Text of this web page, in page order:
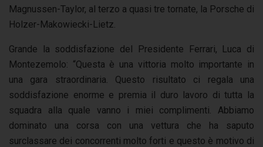
Magnussen-Taylor, al terzo a quasi tre tornate, la Porsche di
Holzer-Makowiecki-Lietz.
Grande la soddisfazione del Presidente Ferrari, Luca di
Montezemolo: “Questa è una vittoria molto importante in
una gara straordinaria. Questo risultato ci regala una
soddisfazione enorme e premia il duro lavoro di tutta la
squadra alla quale vanno i miei complimenti. Abbiamo
dominato una corsa con una vettura che ha saputo
surclassare dei concorrenti molto forti e questo è motivo di